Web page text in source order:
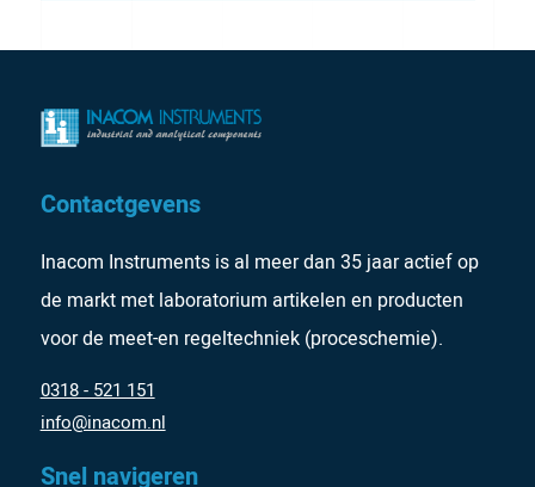
Contactgevens
Inacom Instruments is al meer dan 35 jaar actief op
de markt met laboratorium artikelen en producten
voor de meet-en regeltechniek (proceschemie).
0318 - 521 151
info@inacom.nl
Snel navigeren